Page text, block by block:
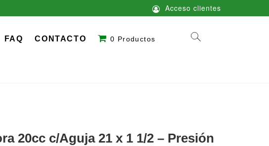
Acceso clientes
FAQ CONTACTO 0 Productos
20cc c/Aguja 21 x 1 1/2 – Presión